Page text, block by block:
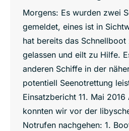
Morgens: Es wurden zwei
gemeldet, eines ist in
hat bereits das Schnellboot
gelassen und eilt zu Hilfe.
anderen Schiffe in der
potentiell Seenotrettung
Einsatzbericht 11. Mai 2016
konnten wir vor der
Notrufen nachgehen: 1.